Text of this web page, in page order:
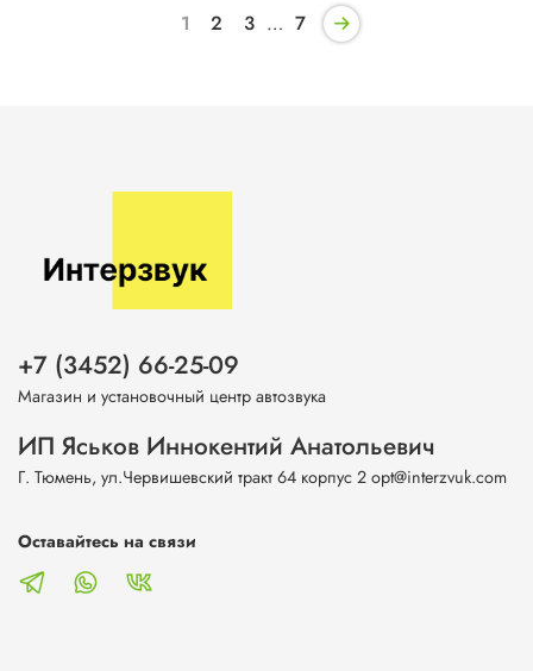
1 2 3 … 7
+7 (3452) 66-25-09
Магазин и установочный центр автозвука
ИП Яськов Иннокентий Анатольевич
Г. Тюмень, ул.Червишевский тракт 64 корпус 2 opt@interzvuk.com
Оставайтесь на связи